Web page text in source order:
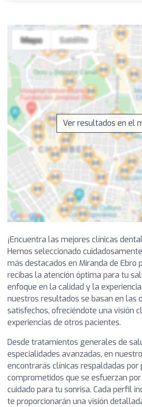
Ver resultados en el
¡Encuentra las mejores clínicas
Hemos seleccionado
más destacados en Miranda de Ebro
recibas la atención óptima para tu
enfoque en la calidad y la
nuestros resultados se basan en las
satisfechos, ofreciéndote una visión
experiencias de otros pacientes.
Desde tratamientos generales de
especialidades avanzadas, en
encontrarás clínicas respaldadas por
comprometidos que se esfuerzan
cuidado para tu sonrisa. Cada perfil
te proporcionarán una visión